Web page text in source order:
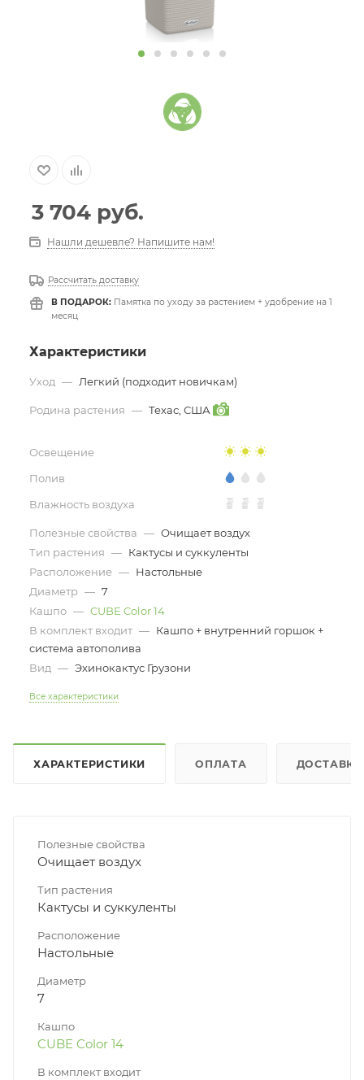
3 704 руб.
Нашли дешевле? Напишите нам!
Рассчитать доставку
В ПОДАРОК: Памятка по уходу за растением + удобрение на 1
месяц
Характеристики
Уход — Легкий (подходит новичкам)
Родина растения — Техас, США
Освещение
Полив
Влажность воздуха
Полезные свойства — Очищает воздух
Тип растения — Кактусы и суккуленты
Расположение — Настольные
Диаметр — 7
Кашпо — CUBE Color 14
В комплект входит — Кашпо + внутренний горшок +
система автополива
Вид — Эхинокактус Грузони
Все характеристики
ХАРАКТЕРИСТИКИ ОПЛАТА ДОСТАВКА
Полезные свойства
Очищает воздух
Тип растения
Кактусы и суккуленты
Расположение
Настольные
Диаметр
7
Кашпо
CUBE Color 14
В комплект входит